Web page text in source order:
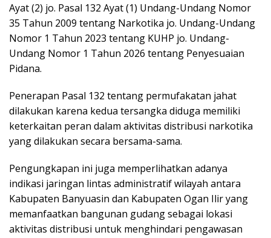
Ayat (2) jo. Pasal 132 Ayat (1) Undang-Undang Nomor
35 Tahun 2009 tentang Narkotika jo. Undang-Undang
Nomor 1 Tahun 2023 tentang KUHP jo. Undang-
Undang Nomor 1 Tahun 2026 tentang Penyesuaian
Pidana.
Penerapan Pasal 132 tentang permufakatan jahat
dilakukan karena kedua tersangka diduga memiliki
keterkaitan peran dalam aktivitas distribusi narkotika
yang dilakukan secara bersama-sama.
Pengungkapan ini juga memperlihatkan adanya
indikasi jaringan lintas administratif wilayah antara
Kabupaten Banyuasin dan Kabupaten Ogan Ilir yang
memanfaatkan bangunan gudang sebagai lokasi
aktivitas distribusi untuk menghindari pengawasan